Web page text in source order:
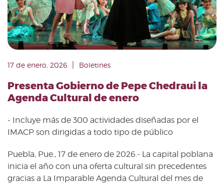
17 de enero, 2026 Boletines
Presenta Gobierno de Pepe Chedraui la
Agenda Cultural de enero
- Incluye más de 300 actividades diseñadas por el
IMACP son dirigidas a todo tipo de público
Puebla, Pue., 17 de enero de 2026.- La capital poblana
inicia el año con una oferta cultural sin precedentes
gracias a La Imparable Agenda Cultural del mes de